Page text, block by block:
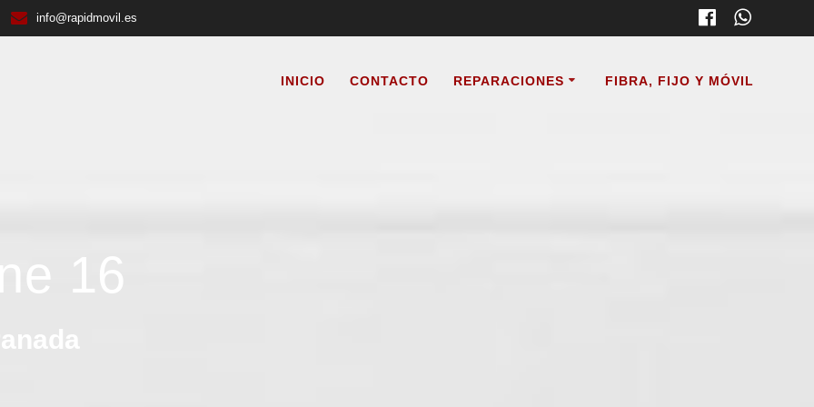
info@rapidmovil.es
INICIO CONTACTO REPARACIONES FIBRA, FIJO Y MÓVIL
16